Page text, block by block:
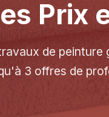
Prix
de peinture
3 offres de